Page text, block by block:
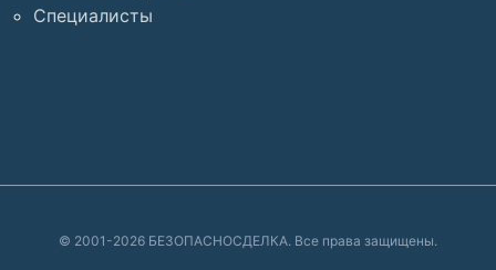
Специалисты
© 2001-2026 БЕЗОПАСНОСДЕЛКА. Все права защищены.